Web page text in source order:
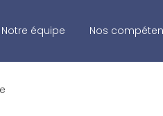
Notre équipe Nos